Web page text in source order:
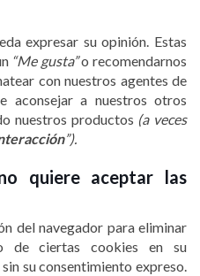
expresar su opinión. Estas
“Me gusta”o recomendarnos
con nuestros agentes de
aconsejar a nuestros otros
nuestros productos (a veces
”).
quiere aceptar las
del navegador para eliminar
de ciertas cookies en su
su consentimiento expreso.